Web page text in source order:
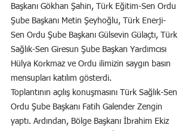
Başkanı Gökhan Şahin, Türk Eğitim-Sen Ordu
Şube Başkanı Metin Şeyhoğlu, Türk Enerji-
Sen Ordu Şube Başkanı Gülsevin Gülaçtı, Türk
Sağlık-Sen Giresun Şube Başkan Yardımcısı
Hülya Korkmaz ve Ordu ilimizin saygın basın
mensupları katılım gösterdi.
Toplantının açılış konuşmasını Türk Sağlık-Sen
Ordu Şube Başkanı Fatih Galender Zengin
yaptı. Ardından, Bölge Başkanı İbrahim Ekiz